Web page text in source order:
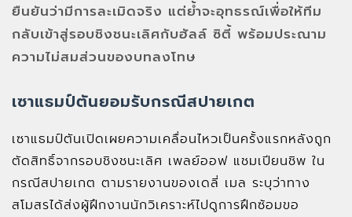
ยืนยันว่ามีการละเมิดจริง แต่ย้ำจะอุทธรณ์เพื่อให้ทีม
กลับเข้าสู่รอบชิงชนะเลิศกับฮัลล์ ซิตี้ พร้อมประณาม
ความไม่สมส่วนของบทลงโทษ
เซาแธมป์ตันยอมรับกรณีสปายเกต
เซาแธมป์ตันเปิดเผยความเคลื่อนไหวเป็นครั้งแรกหลังถูก
ตัดสิทธิ์จากรอบชิงชนะเลิศ เพลย์ออฟ แชมเปียนชิพ ใน
กรณีสปายเกต ตามรายงานของเดลี่ เมล ระบุว่าทาง
สโมสรได้ส่งผู้ฝึกงานนักวิเคราะห์ไปดูการฝึกซ้อมขอ